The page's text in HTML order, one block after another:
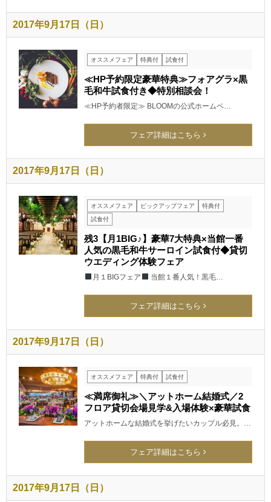
2017年9月17日（日）
オススメフェア 特典付 試食付
≪HP予約限定豪華特典≫フォアグラ×黒
毛和牛試食付き◆特別相談会！
≪HP予約者限定≫ BLOOMの公式ホームペ…
フェア詳細はこちら
2017年9月17日（日）
オススメフェア ピックアップフェア
特典付
試食付
残3【月1BIG♪】豪華7大特典×当館一番
人気の黒毛和牛サーロイン試食付◆貸切
ウエディング体験フェア
月１BIGフェア 当館１番人気！黒毛…
フェア詳細はこちら
2017年9月17日（日）
オススメフェア 特典付 試食付
≪満席御礼≫＼アットホーム結婚式／2
フロア貸切会場見学&入場体験×豪華試食
アットホームな結婚式を挙げたいカップル必見。…
フェア詳細はこちら
2017年9月17日（日）